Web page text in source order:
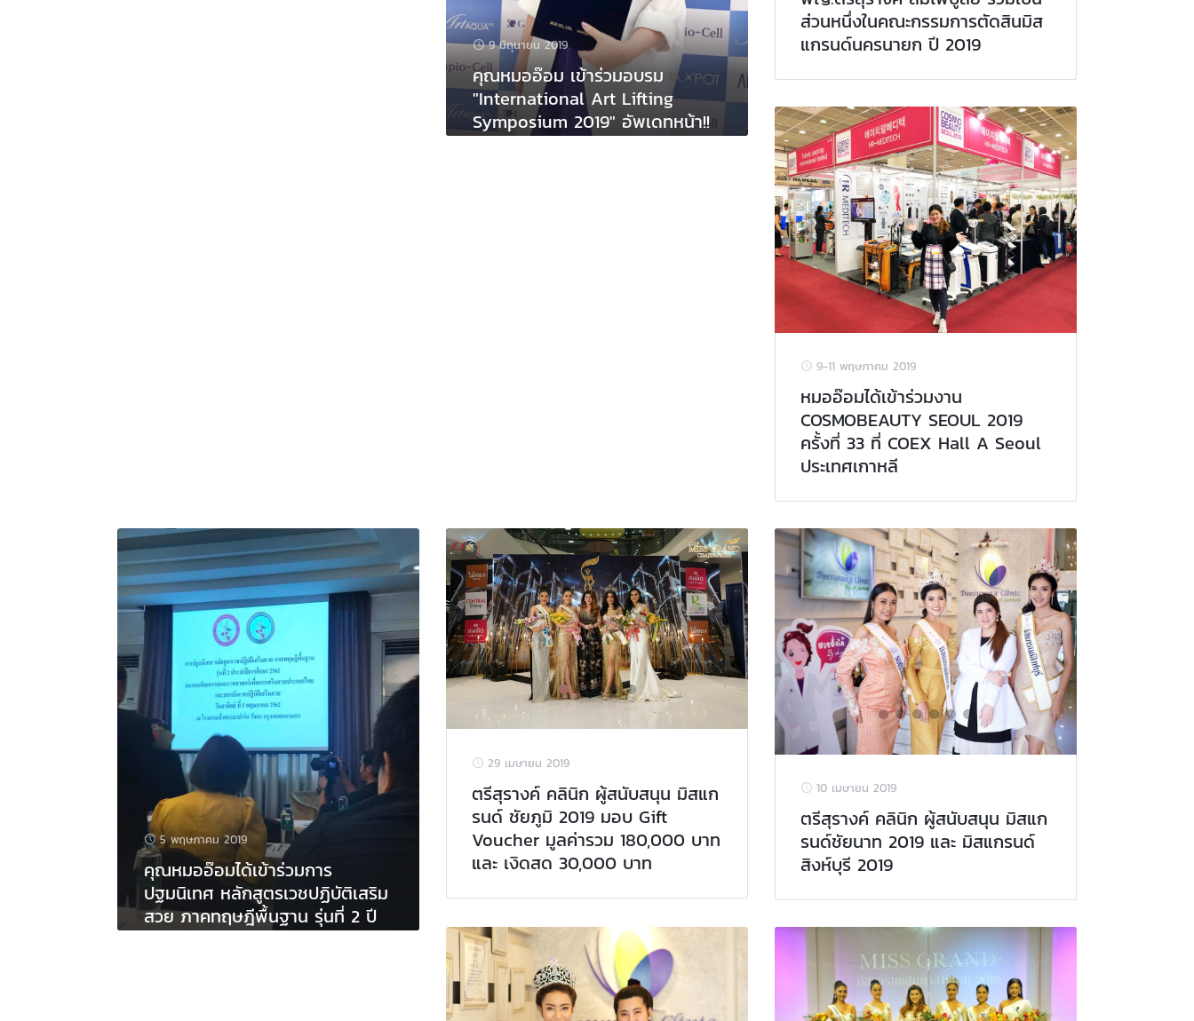
9 มิถุนายน 2019
คุณหมออ๊อม เข้าร่วมอบรม
"International Art Lifting
Symposium 2019" อัพเดทหน้า!!
เทรนใหม่สไตร์เกาหลี!!
ส่วนหนึ่งในคณะกรรมการตัดสินมิส
แกรนด์นครนายก ปี 2019
9-11 พฤษภาคม 2019
หมออ๊อมได้เข้าร่วมงาน
COSMOBEAUTY SEOUL 2019
ครั้งที่ 33 ที่ COEX Hall A Seoul
ประเทศเกาหลี
5 พฤษภาคม 2019
คุณหมออ๊อมได้เข้าร่วมการ
ปฐมนิเทศ หลักสูตรเวชปฏิบัติเสริม
สวย ภาคทฤษฎีพื้นฐาน รุ่นที่ 2 ปี
2562
29 เมษายน 2019
ตรีสุรางค์ คลินิก ผู้สนับสนุน มิสแก
รนด์ ชัยภูมิ 2019 มอบ Gift
Voucher มูลค่ารวม 180,000 บาท
และ เงิดสด 30,000 บาท
10 เมษายน 2019
ตรีสุรางค์ คลินิก ผู้สนับสนุน มิสแก
รนด์ชัยนาท 2019 และ มิสแกรนด์
สิงห์บุรี 2019